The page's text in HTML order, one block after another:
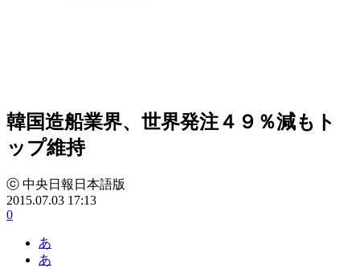
韓国造船業界、世界発注４９％減もト
ップ維持
ⓒ 中央日報日本語版
2015.07.03 17:13
0
あ
あ